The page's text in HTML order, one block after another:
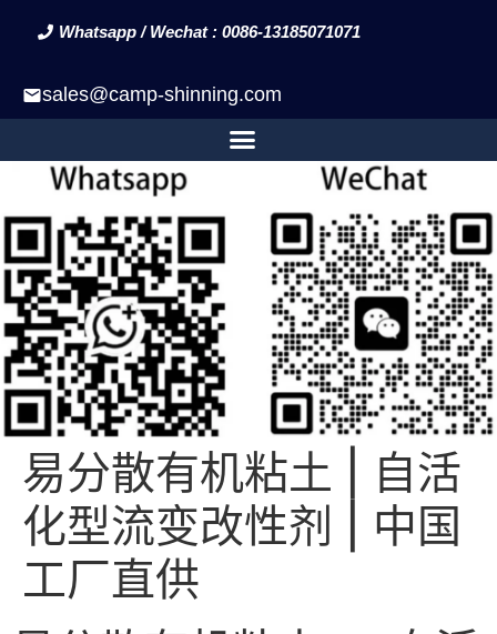
Whatsapp / Wechat : 0086-13185071071
sales@camp-shinning.com
易分散有机粘土 | 自活
化型流变改性剂 | 中国
工厂直供